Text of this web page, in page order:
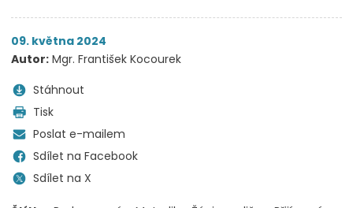
09. května 2024
Autor: Mgr. František Kocourek
Stáhnout
Tisk
Poslat e-mailem
Sdílet na Facebook
Sdílet na X